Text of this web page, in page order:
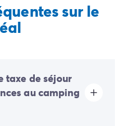
sur le
taxe de séjour
au camping